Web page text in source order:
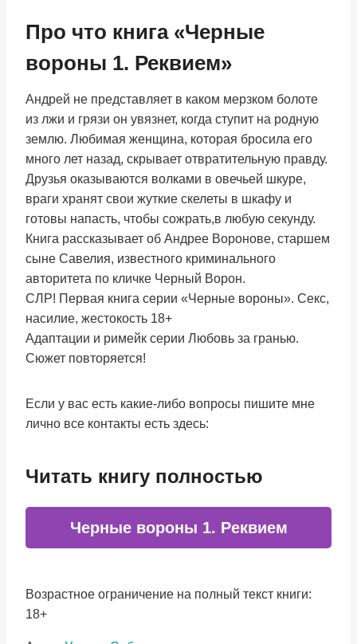
Про что книга «Черные
вороны 1. Реквием»
Андрей не представляет в каком мерзком болоте
из лжи и грязи он увязнет, когда ступит на родную
землю. Любимая женщина, которая бросила его
много лет назад, скрывает отвратительную правду.
Друзья оказываются волками в овечьей шкуре,
враги хранят свои жуткие скелеты в шкафу и
готовы напасть, чтобы сожрать,в любую секунду.
Книга рассказывает об Андрее Воронове, старшем
сыне Савелия, известного криминального
авторитета по кличке Черный Ворон.
CЛР! Первая книга серии «Черные вороны». Секс,
насилие, жестокость 18+
Адаптации и римейк серии Любовь за гранью.
Сюжет повторяется!
Если у вас есть какие-либо вопросы пишите мне
лично все контакты есть здесь:
Читать книгу полностью
Черные вороны 1. Реквием
Возрастное ограничение на полный текст книги:
18+